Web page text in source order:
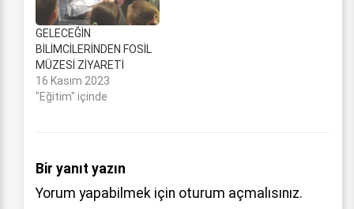
GELECEĞİN
BİLİMCİLERİNDEN FOSİL
MÜZESİ ZİYARETİ
16 Kasım 2023
"Eğitim" içinde
Bir yanıt yazın
Yorum yapabilmek için oturum açmalısınız.